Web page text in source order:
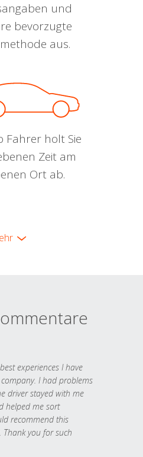
und
bevorzugte
aus.
Fahrer holt Sie
Zeit am
Ort ab.
experiences I have
I had problems
driver stayed with me
helped me sort
recommend this
you for such